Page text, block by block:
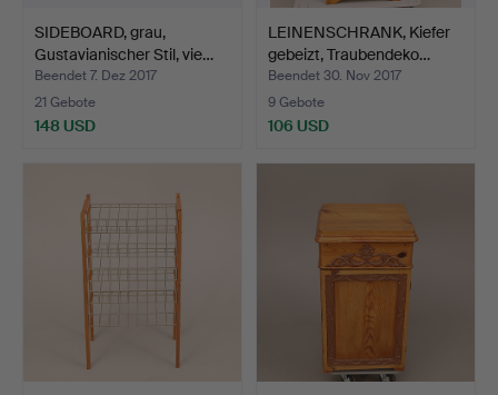
SIDEBOARD, grau,
Gustavianischer Stil, vie…
Beendet 7. Dez 2017
21 Gebote
148 USD
LEINENSCHRANK, Kiefer
gebeizt, Traubendeko…
Beendet 30. Nov 2017
9 Gebote
106 USD